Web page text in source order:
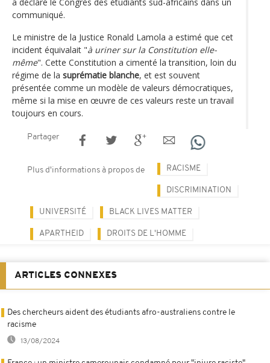
a déclaré le Congrès des étudiants sud-africains dans un
communiqué.
Le ministre de la Justice Ronald Lamola a estimé que cet
incident équivalait "à uriner sur la Constitution elle-
même". Cette Constitution a cimenté la transition, loin du
régime de la suprématie blanche, et est souvent
présentée comme un modèle de valeurs démocratiques,
même si la mise en œuvre de ces valeurs reste un travail
toujours en cours.
Partager
Plus d'informations à propos de RACISME
DISCRIMINATION
UNIVERSITÉ BLACK LIVES MATTER
APARTHEID DROITS DE L'HOMME
ARTICLES CONNEXES
Des chercheurs aident des étudiants afro-australiens contre le
racisme
13/08/2024